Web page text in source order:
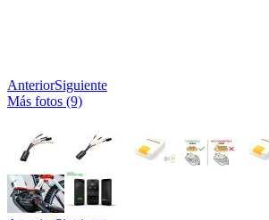
AnteriorSiguiente
Más fotos (9)